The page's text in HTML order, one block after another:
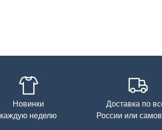
Новинки
каждую неделю
Доставка по
России или